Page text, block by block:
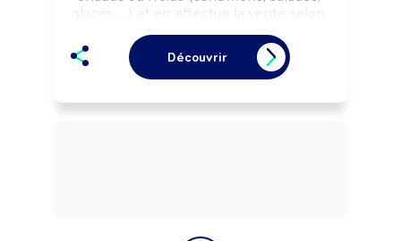
glaces, ...) et en effectue la vente selon
alimentaires et la charte qualité de
l'établissement.
Peut servir les plats à table.
Découvrir